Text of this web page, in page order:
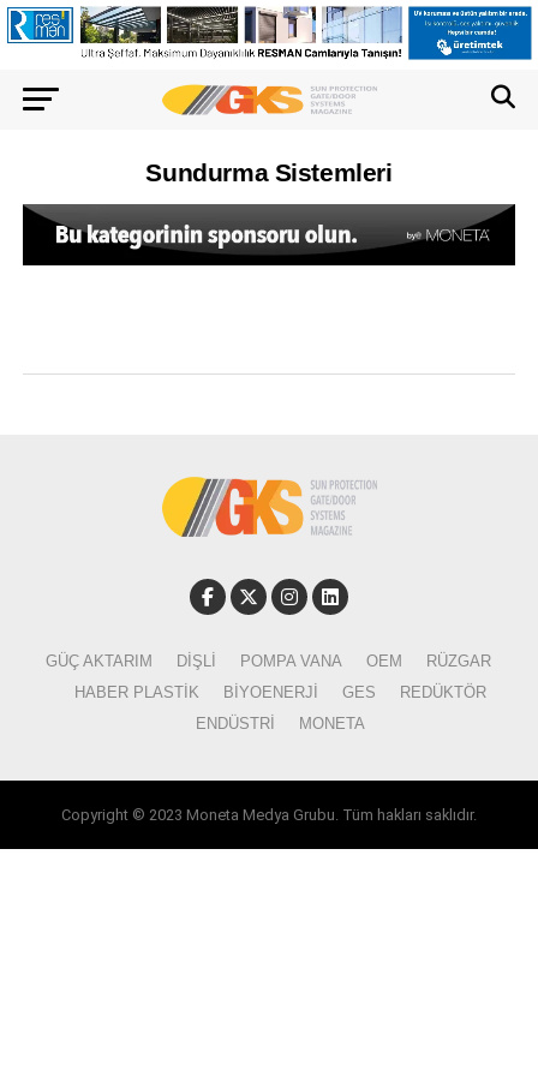
Sundurma Sistemleri
GÜÇ AKTARIM DIŞLI POMPA VANA OEM
RÜZGAR
HABER PLASTIK
BIYOENERJI GES
REDÜKTÖR
ENDÜSTRI
MONETA
Copyright © 2023 Moneta Medya Grubu. Tüm hakları saklıdır.